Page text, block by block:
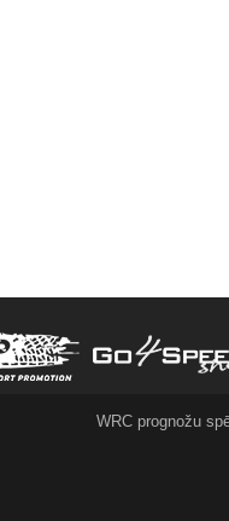
WRC prognožu